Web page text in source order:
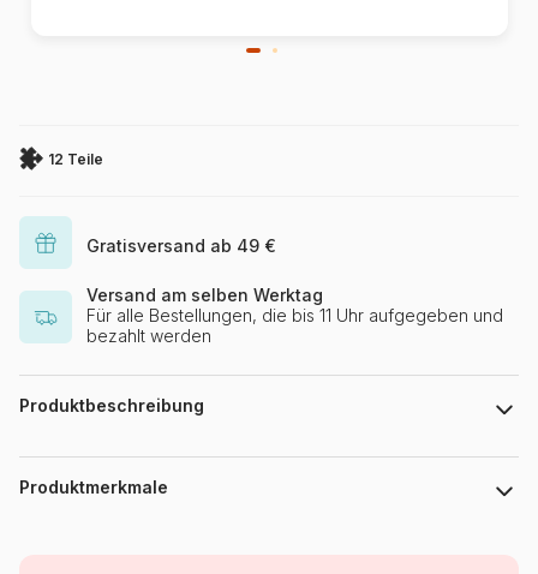
12 Teile
Gratisversand ab 49 €
Versand am selben Werktag
Für alle Bestellungen, die bis 11 Uhr aufgegeben und
bezahlt werden
Produktbeschreibung
123RF - Philipus
Produktmerkmale